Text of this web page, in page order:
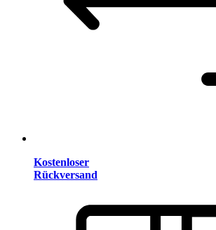
Kostenloser
Rückversand